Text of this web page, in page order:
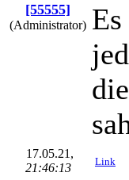
[55555]
(Administrator)
17.05.21,
21:46:13
Link